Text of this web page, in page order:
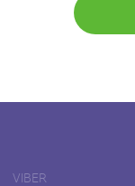
VIBER